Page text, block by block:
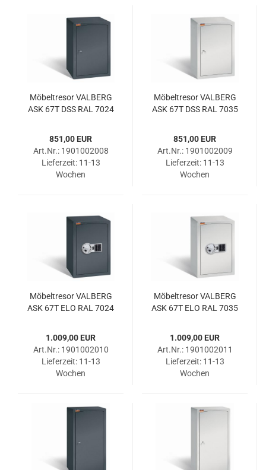
Mö­bel­tre­sor VAL­BERG
ASK 67T DSS RAL 7024
851,00 EUR
Art.Nr.: 1901002008
Lieferzeit: 11-13
Wochen
Mö­bel­tre­sor VAL­BERG
ASK 67T DSS RAL 7035
851,00 EUR
Art.Nr.: 1901002009
Lieferzeit: 11-13
Wochen
Mö­bel­tre­sor VAL­BERG
ASK 67T ELO RAL 7024
1.009,00 EUR
Art.Nr.: 1901002010
Lieferzeit: 11-13
Wochen
Mö­bel­tre­sor VAL­BERG
ASK 67T ELO RAL 7035
1.009,00 EUR
Art.Nr.: 1901002011
Lieferzeit: 11-13
Wochen